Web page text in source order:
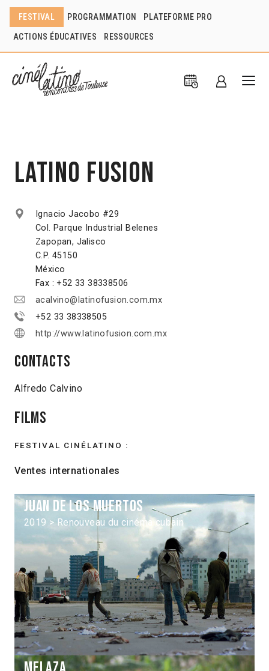
FESTIVAL PROGRAMMATION PLATEFORME PRO
ACTIONS ÉDUCATIVES RESSOURCES
Latino Fusion
Ignacio Jacobo #29
Col. Parque Industrial Belenes
Zapopan, Jalisco
C.P. 45150
México
Fax : +52 33 38338506
acalvino@latinofusion.com.mx
+52 33 38338505
http://www.latinofusion.com.mx
Contacts
Alfredo Calvino
Films
FESTIVAL CINÉLATINO :
Ventes internationales
Juan de los muertos
2019 > Renouveau du cinéma cubain